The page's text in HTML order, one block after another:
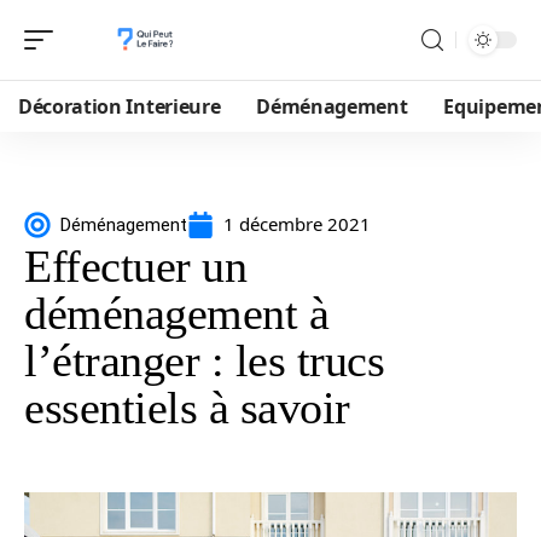
Décoration Interieure Déménagement
Déménagement 1 décembre 2021
Effectuer un
déménagement à
l’étranger : les trucs
essentiels à savoir